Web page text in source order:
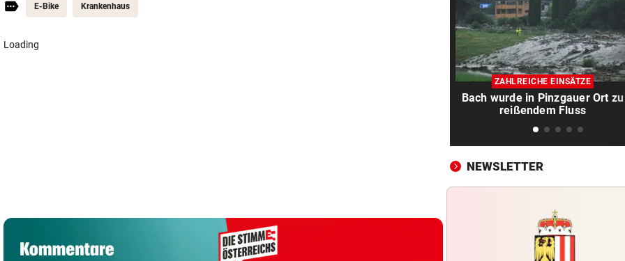
E-Bike Krankenhaus
Loading
Was soll aus der ehemaligen
Konditorei werden?
LINZER KÜNSTLERIN: vor
Dem Plastikmüll werden
klingende Beats entlockt
WOLLTE AUSWEICHEN vor
wegen eines Hasen
TEENIE AUF ÜBERHOLSPUR
ZAHLREICHE EINSÄTZE
Bach wurde in Pinzgauer Ort zu
reißendem Fluss
NEWSLETTER